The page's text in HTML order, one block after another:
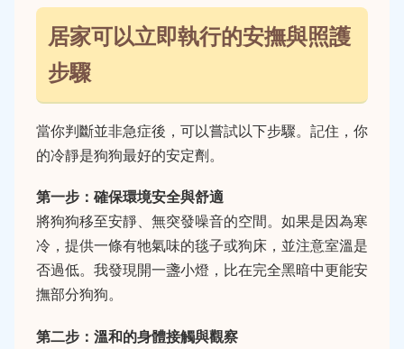
居家可以立即執行的安撫與照護
步驟
當你判斷並非急症後，可以嘗試以下步驟。記住，你
的冷靜是狗狗最好的安定劑。
第一步：確保環境安全與舒適
將狗狗移至安靜、無突發噪音的空間。如果是因為寒
冷，提供一條有牠氣味的毯子或狗床，並注意室溫是
否過低。我發現開一盞小燈，比在完全黑暗中更能安
撫部分狗狗。
第二步：溫和的身體接觸與觀察